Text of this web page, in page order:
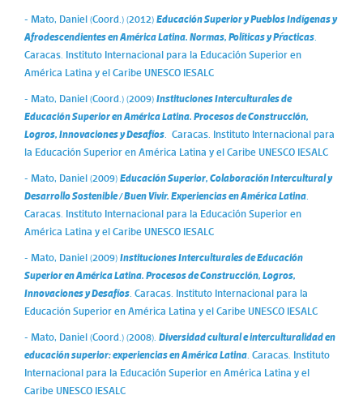
- Mato, Daniel (Coord.) (2012) Educación Superior y Pueblos Indígenas y
Afrodescendientes en América Latina. Normas, Políticas y Pŕacticas
Caracas. Instituto Internacional para la Educación Superior en
América Latina y el Caribe UNESCO IESALC
- Mato, Daniel (Coord.) (2009) Instituciones Interculturales de
Educación Superior en América Latina. Procesos de Construcción,
Logros, Innovaciones y Desafíos . Caracas. Instituto Internacional para
la Educación Superior en América Latina y el Caribe UNESCO IESALC
- Mato, Daniel (2009) Educación Superior, Colaboración Intercultural y
Desarrollo Sostenible / Buen Vivir. Experiencias en América Latina
Caracas. Instituto Internacional para la Educación Superior en
América Latina y el Caribe UNESCO IESALC
- Mato, Daniel (2009) Instituciones Interculturales de Educación
Superior en América Latina. Procesos de Construcción, Logros,
Innovaciones y Desafíos . Caracas. Instituto Internacional para la
Educación Superior en América Latina y el Caribe UNESCO IESALC
- Mato, Daniel (Coord.) (2008). Diversidad cultural e interculturalidad en
educación superior: experiencias en América Latina . Caracas. Instituto
Internacional para la Educación Superior en América Latina y el
Caribe UNESCO IESALC